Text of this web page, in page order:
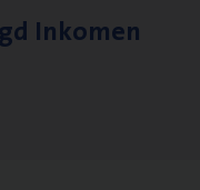
Inkomen